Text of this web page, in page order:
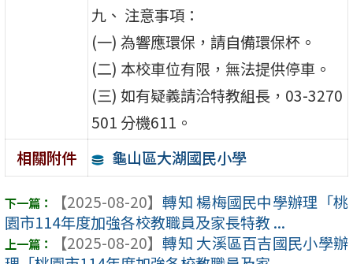
九、 注意事項：
(一) 為響應環保，請自備環保杯。
(二) 本校車位有限，無法提供停車。
(三) 如有疑義請洽特教組長，03-3270
501 分機611。
相關附件
龜山區大湖國民小學
【2025-08-20】 轉知 楊梅國民中學辦理「桃
園市114年度加強各校教職員及家長特教 ...
【2025-08-20】 轉知 大溪區百吉國民小學辦